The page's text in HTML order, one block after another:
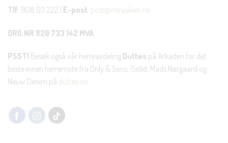
Tlf: 908 03 222 | E-post: post@noraskien.no
ORG.NR 820 733 142 MVA
PSST! Besøk også vår herreavdeling Duttes på Arkaden for det
beste innen herremote fra Only & Sons, !Solid, Mads Nørgaard og
Neuw Denim på duttes.no